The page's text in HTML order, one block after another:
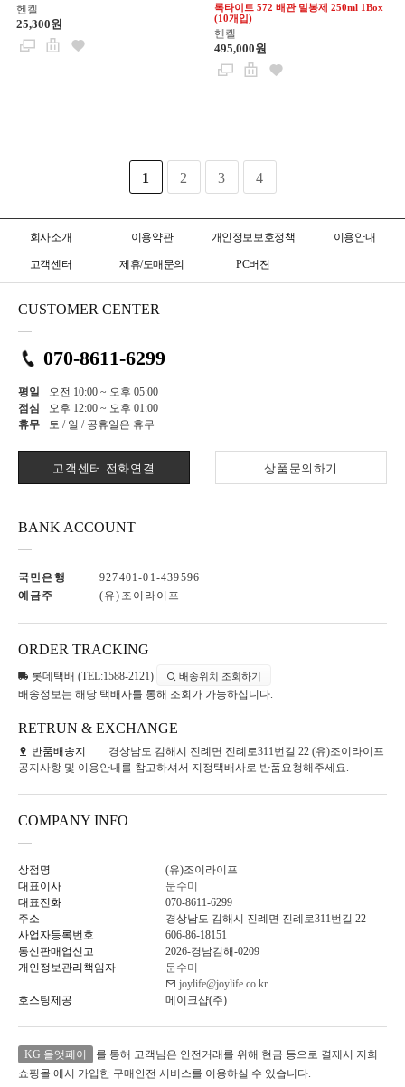
헨켈
25,300원
록타이트 572 배관 밀봉제 250ml 1Box
(10개입)
헨켈
495,000원
1 2 3 4
회사소개 이용약관 개인정보보호정책 이용안내
고객센터 제휴/도매문의 PC버젼
CUSTOMER CENTER
070-8611-6299
평일
오전 10:00 ~ 오후 05:00
점심
오후 12:00 ~ 오후 01:00
휴무
토 / 일 / 공휴일은 휴무
고객센터 전화연결 상품문의하기
BANK ACCOUNT
국민은행
927401-01-439596
예금주
(유)조이라이프
ORDER TRACKING
롯데택배 (TEL:1588-2121) 배송위치 조회하기
배송정보는 해당 택배사를 통해 조회가 가능하십니다.
RETRUN & EXCHANGE
반품배송지
경상남도 김해시 진례면 진례로311번길 22 (유)조이라이프
공지사항 및 이용안내를 참고하셔서 지정택배사로 반품요청해주세요.
COMPANY INFO
상점명
(유)조이라이프
대표이사
문수미
대표전화
070-8611-6299
주소
경상남도 김해시 진례면 진례로311번길 22
사업자등록번호
606-86-18151
통신판매업신고
2026-경남김해-0209
개인정보관리책임자
문수미
joylife@joylife.co.kr
호스팅제공
메이크샵(주)
KG 올앳페이
를 통해 고객님은 안전거래를 위해 현금 등으로 결제시 저희
쇼핑몰 에서 가입한 구매안전 서비스를 이용하실 수 있습니다.